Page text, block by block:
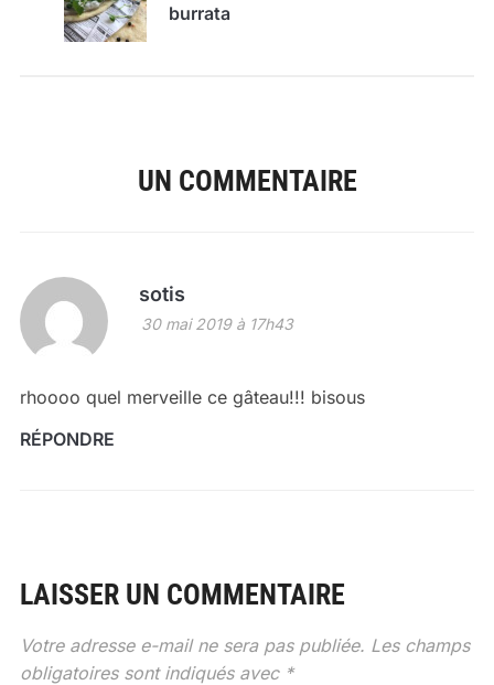
burrata
UN COMMENTAIRE
sotis
30 mai 2019 à 17h43
rhoooo quel merveille ce gâteau!!! bisous
RÉPONDRE
LAISSER UN COMMENTAIRE
Votre adresse e-mail ne sera pas publiée. Les champs
obligatoires sont indiqués avec *